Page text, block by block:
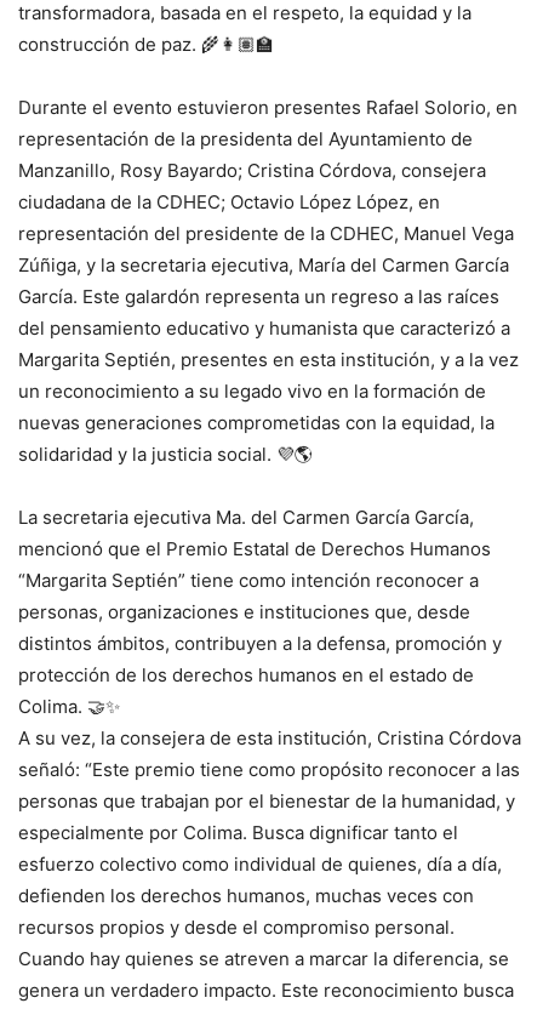
transformadora, basada en el respeto, la equidad y la
construcción de paz. 🌾👩🏽‍🏫
Durante el evento estuvieron presentes Rafael Solorio, en
representación de la presidenta del Ayuntamiento de
Manzanillo, Rosy Bayardo; Cristina Córdova, consejera
ciudadana de la CDHEC; Octavio López López, en
representación del presidente de la CDHEC, Manuel Vega
Zúñiga, y la secretaria ejecutiva, María del Carmen García
García. Este galardón representa un regreso a las raíces
del pensamiento educativo y humanista que caracterizó a
Margarita Septién, presentes en esta institución, y a la vez
un reconocimiento a su legado vivo en la formación de
nuevas generaciones comprometidas con la equidad, la
solidaridad y la justicia social. 💜🌎
La secretaria ejecutiva Ma. del Carmen García García,
mencionó que el Premio Estatal de Derechos Humanos
“Margarita Septién” tiene como intención reconocer a
personas, organizaciones e instituciones que, desde
distintos ámbitos, contribuyen a la defensa, promoción y
protección de los derechos humanos en el estado de
Colima. 🤝✨
A su vez, la consejera de esta institución, Cristina Córdova
señaló: “Este premio tiene como propósito reconocer a las
personas que trabajan por el bienestar de la humanidad, y
especialmente por Colima. Busca dignificar tanto el
esfuerzo colectivo como individual de quienes, día a día,
defienden los derechos humanos, muchas veces con
recursos propios y desde el compromiso personal.
Cuando hay quienes se atreven a marcar la diferencia, se
genera un verdadero impacto. Este reconocimiento busca